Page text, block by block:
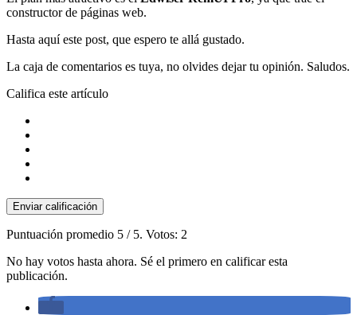
constructor de páginas web.
Hasta aquí este post, que espero te allá gustado.
La caja de comentarios es tuya, no olvides dejar tu opinión. Saludos.
Califica este artículo
Enviar calificación
Puntuación promedio 5 / 5. Votos: 2
No hay votos hasta ahora. Sé el primero en calificar esta
publicación.